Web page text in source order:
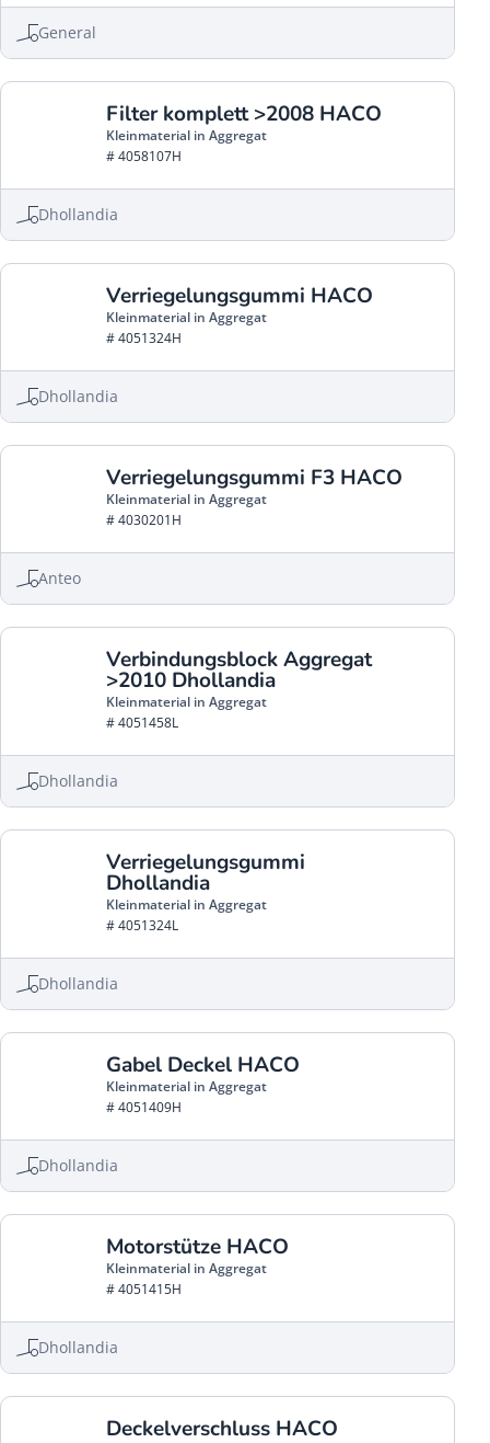
General
Filter komplett >2008 HACO
Kleinmaterial in Aggregat
# 4058107H
Dhollandia
Verriegelungsgummi HACO
Kleinmaterial in Aggregat
# 4051324H
Dhollandia
Verriegelungsgummi F3 HACO
Kleinmaterial in Aggregat
# 4030201H
Anteo
Verbindungsblock Aggregat
>2010 Dhollandia
Kleinmaterial in Aggregat
# 4051458L
Dhollandia
Verriegelungsgummi
Dhollandia
Kleinmaterial in Aggregat
# 4051324L
Dhollandia
Gabel Deckel HACO
Kleinmaterial in Aggregat
# 4051409H
Dhollandia
Motorstütze HACO
Kleinmaterial in Aggregat
# 4051415H
Dhollandia
Deckelverschluss HACO